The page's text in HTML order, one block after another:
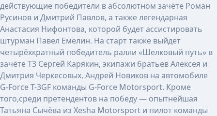
действующие победители в абсолютном зачёте Роман
Русинов и Дмитрий Павлов, а также легендарная
Анастасия Нифонтова, которой будет ассистировать
штурман Павел Емелин. На старт также выйдет
четырёхкратный победитель ралли «Шелковый путь» в
зачёте Т3 Сергей Карякин, экипажи братьев Алексея и
Дмитрия Черкесовых, Андрей Новиков на автомобиле
G-Force T-3GF команды G-Force Motorsport. Кроме
того,среди претендентов на победу — опытнейшая
Татьяна Сычёва из Xesha Motorsport и пилот команды